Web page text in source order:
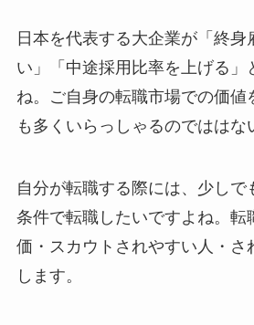
日本を代表する大企業が「終身
い」「中途採用比率を上げる」
ね。ご自身の転職市場での価値
も多くいらっしゃるのでははな
自分が転職する際には、少しで
条件で転職したいですよね。転
価・スカウトされやすい人・さ
します。